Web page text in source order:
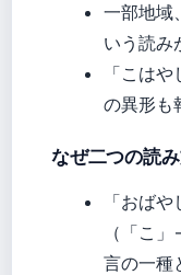
一部地域
いう読み
「こは
の異形も
なぜ二つの読
「おば
（「こ
言の一種